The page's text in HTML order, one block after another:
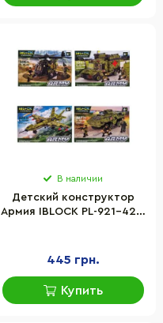
В наличии
Детский конструктор
Армия IBLOCK PL-921-428,
445 грн.
Купить